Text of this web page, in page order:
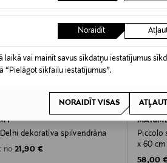
Noraidīt
laikā vai mainīt savus sīkdatņu iestatījumus
“Pielāgot sīkfailu iestatījumus”.
NORAIDĪT VISAS
dekoratīva spilvendrāna
no Original Price
21,90 €
Piccolo
x 60 cm
Original
58,00